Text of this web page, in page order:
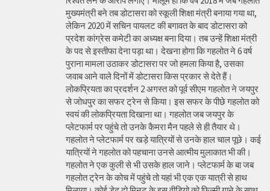
मुख्यमंत्री बने तब डोटासरा को स्कूली शिक्षा मंत्री बनाया गया था,
लेकिन 2020 में सचिन पायलट की बगावत के बाद डोटासरा को
प्रदेश कांग्रेस कमेटी का अध्यक्ष बना दिया। तब उन्हें शिक्षा मंत्री
के पद से इस्तीफा देना पड़ा था। देखना होगा कि गहलोत ने 6 वर्ष
पुराना मामला उठाकर डोटासरा पर जो हमला किया है, उसका
जवाब आने वाले दिनों में डोटासरा किस प्रकार से देते हैं।
लोकप्रियता का प्रदर्शन 2 अगस्त को पूर्व सीएम गहलोत ने जयपुर
से जोधपुर का सफर ट्रेन से किया। इस सफर के पीछे गहलोत को
स्वयं की लोकप्रियता दिखाना था। गहलोत जब जयपुर के
प्लेटफार्म पर पहुंचे तो उनके कैमरा मैन पहले से ही तैयार थे।
गहलोत ने प्लेटफार्म पर खड़े यात्रियों से उनके हाल चाल पूछे। कई
यात्रियों ने गहलोत को पहचाना उनसे आत्मीय मुलाकात भी की।
गहलोत ने एक कुली से भी उसके हाल जाने। प्लेटफार्म के बा जब
गहलोत ट्रेन के कोच में पहुंचे तो यहां भी एक एक यात्री से हाथ